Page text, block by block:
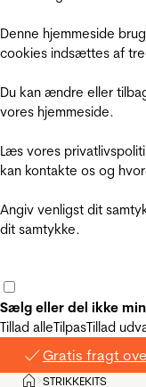
Denne hjemmeside
cookies indsættes af
Du kan ændre eller
vores hjemmeside.
Læs vores
kan kontakte os og
Angiv venligst dit
dit samtykke.
Sælg eller del ikke
Tillad alleTilpasTillad
Gratis fragt
Hjem
>STRIKKEKITS